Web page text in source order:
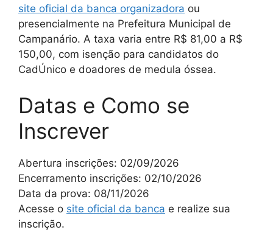
site oficial da banca organizadora ou
presencialmente na Prefeitura Municipal de
Campanário. A taxa varia entre R$ 81,00 a R$
150,00, com isenção para candidatos do
CadÚnico e doadores de medula óssea.
Datas e Como se
Inscrever
Abertura inscrições: 02/09/2026
Encerramento inscrições: 02/10/2026
Data da prova: 08/11/2026
Acesse o site oficial da banca e realize sua
inscrição.